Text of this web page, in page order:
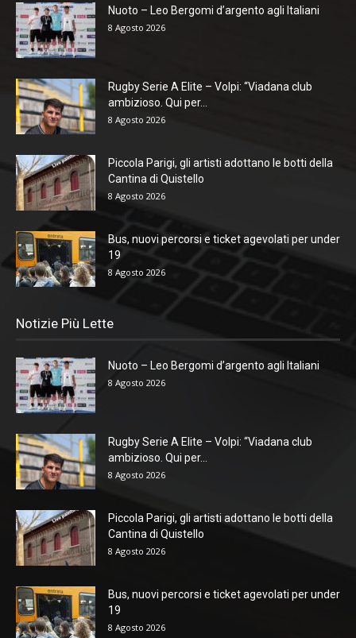
Nuoto – Leo Bergomi d’argento agli Italiani
8 Agosto 2026
Rugby Serie A Elite – Volpi: “Viadana club
ambizioso. Qui per...
8 Agosto 2026
Piccola Parigi, gli artisti adottano le botti della
Cantina di Quistello
8 Agosto 2026
Bus, nuovi percorsi e ticket agevolati per under
19
8 Agosto 2026
Notizie Più Lette
Nuoto – Leo Bergomi d’argento agli Italiani
8 Agosto 2026
Rugby Serie A Elite – Volpi: “Viadana club
ambizioso. Qui per...
8 Agosto 2026
Piccola Parigi, gli artisti adottano le botti della
Cantina di Quistello
8 Agosto 2026
Bus, nuovi percorsi e ticket agevolati per under
19
8 Agosto 2026